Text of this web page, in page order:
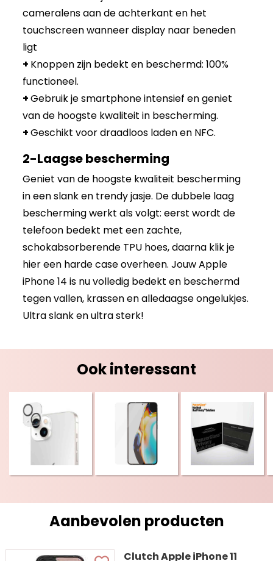
cameralens aan de achterkant en het
touchscreen wanneer display naar beneden
ligt
+ Knoppen zijn bedekt en beschermd: 100%
functioneel.
+Gebruik je smartphone intensief en geniet
van de hoogste kwaliteit in bescherming.
+Geschikt voor draadloos laden en NFC.
2-Laagse bescherming
Geniet van de hoogste kwaliteit bescherming
in een slank en trendy jasje. De dubbele laag
bescherming werkt als volgt: eerst wordt de
telefoon bedekt met een zachte,
schokabsorberende TPU hoes, daarna klik je
hier een harde case overheen. Jouw Apple
iPhone 14 is nu volledig bedekt en beschermd
tegen vallen, krassen en alledaagse ongelukjes.
Ultra slank en ultra sterk!
Ook interessant
Aanbevolen producten
Clutch Apple iPhone 11